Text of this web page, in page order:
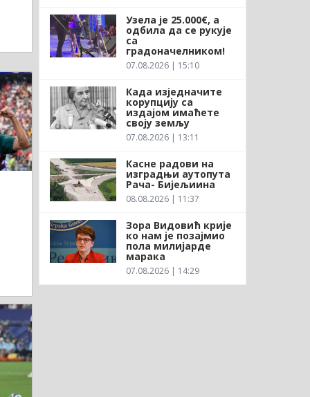
Узела је 25.000€, а
одбила да се рукује
са
градоначелником!
07.08.2026 | 15:10
Када изједначите
корупцију са
издајом имаћете
своју земљу
07.08.2026 | 13:11
Касне радови на
изградњи аутопута
Рача- Бијељиина
08.08.2026 | 11:37
Зора Видовић крије
ко нам је позајмио
пола милијарде
марака
07.08.2026 | 14:29